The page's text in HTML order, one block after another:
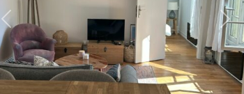
Previous Next